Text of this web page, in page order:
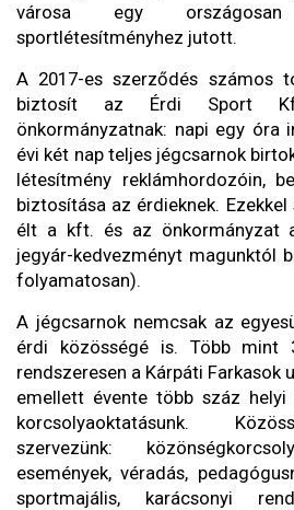
városa egy
sportlétesítményhez jutott.
A 2017-es szerződés számos
biztosít az Érdi Sport
önkormányzatnak: napi egy óra
évi két nap teljes jégcsarnok
létesítmény reklámhordozóin,
biztosítása az érdieknek.
élt a kft. és az önkormányzat
jegyár-kedvezményt magunktól
folyamatosan).
A jégcsarnok nemcsak az
érdi közösségé is. Több mint
rendszeresen a Kárpáti Farkasok
emellett évente több száz
korcsolyaoktatásunk.
szervezünk:
események, véradás,
sportmajális, karácsonyi